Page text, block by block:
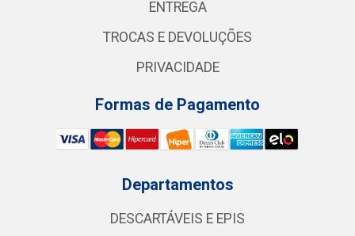
ENTREGA
TROCAS E DEVOLUÇÕES
PRIVACIDADE
Formas de Pagamento
Departamentos
DESCARTÁVEIS E EPIS